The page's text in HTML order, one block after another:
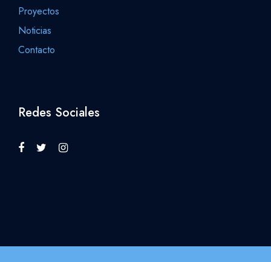
Proyectos
Noticias
Contacto
Redes Sociales